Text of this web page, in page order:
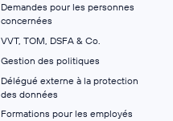
Demandes pour les personnes
concernées
VVT, TOM, DSFA & Co.
Gestion des politiques
Délégué externe à la protection
des données
Formations pour les employés